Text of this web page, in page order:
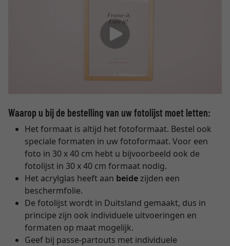
Waarop u bij de bestelling van uw fotolijst moet letten:
Het formaat is altijd het fotoformaat. Bestel ook
speciale formaten in uw fotoformaat. Voor een
foto in 30 x 40 cm hebt u bijvoorbeeld ook de
fotolijst in 30 x 40 cm formaat nodig.
Het acrylglas heeft aan beidezijden een
beschermfolie.
De fotolijst wordt in Duitsland gemaakt, dus in
principe zijn ook individuele uitvoeringen en
formaten op maat mogelijk.
Geef bij passe-partouts met individuele